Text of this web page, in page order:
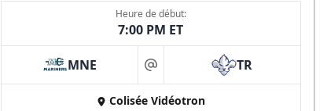
Heure de début:
7:00 PM ET
MNE at TR
Colisée Vidéotron